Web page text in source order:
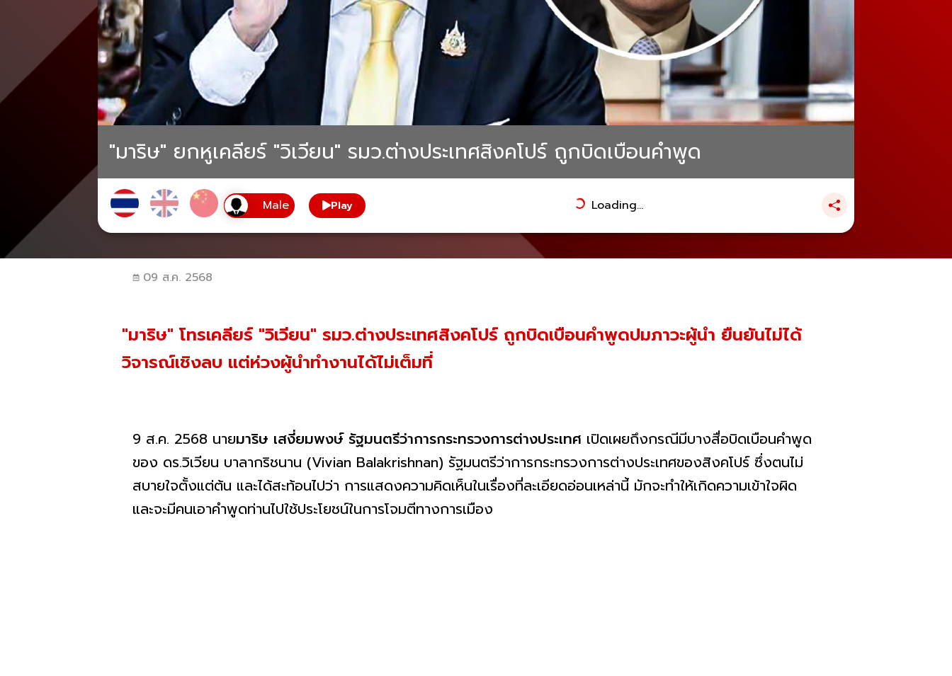
"มาริษ" ยกหูเคลียร์ "วิเวียน" รมว.ต่างประเทศสิงคโปร์ ถูกบิดเบือนคำพูด
Play Loading...
09 ส.ค. 2568
"มาริษ" โทรเคลียร์ "วิเวียน" รมว.ต่างประเทศสิงคโปร์ ถูกบิดเบือนคำพูดปมภาวะผู้นำ ยืนยันไม่ได้
วิจารณ์เชิงลบ แต่ห่วงผู้นำทำงานได้ไม่เต็มที่
9 ส.ค. 2568 นายมาริษ เสงี่ยมพงษ์ รัฐมนตรีว่าการกระทรวงการต่างประเทศ เปิดเผยถึงกรณีมีบางสื่อบิดเบือนคำพูด
ของ ดร.วิเวียน บาลากริชนาน (Vivian Balakrishnan) รัฐมนตรีว่าการกระทรวงการต่างประเทศของสิงคโปร์ ซึ่งตนไม่
สบายใจตั้งแต่ต้น และได้สะท้อนไปว่า การแสดงความคิดเห็นในเรื่องที่ละเอียดอ่อนเหล่านี้ มักจะทำให้เกิดความเข้าใจผิด
และจะมีคนเอาคำพูดท่านไปใช้ประโยชน์ในการโจมตีทางการเมือง